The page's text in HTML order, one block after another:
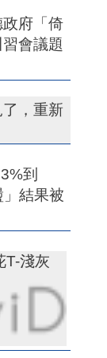
府「倚
會議題
，重新
到
結果被
T-淺灰